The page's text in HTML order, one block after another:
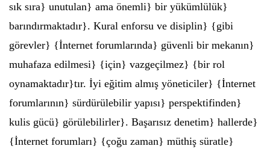
sık sıra} unutulan} ama önemli} bir yükümlülük}
barındırmaktadır}. Kural enforsu ve disiplin} {gibi
görevler} {İnternet forumlarında} güvenli bir mekanın}
muhafaza edilmesi} {için} vazgeçilmez} {bir rol
oynamaktadır}tır. İyi eğitim almış yöneticiler} {İnternet
forumlarının} sürdürülebilir yapısı} perspektifinden}
kulis gücü} görülebilirler}. Başarısız denetim} hallerde}
{İnternet forumları} {çoğu zaman} müthiş süratle}